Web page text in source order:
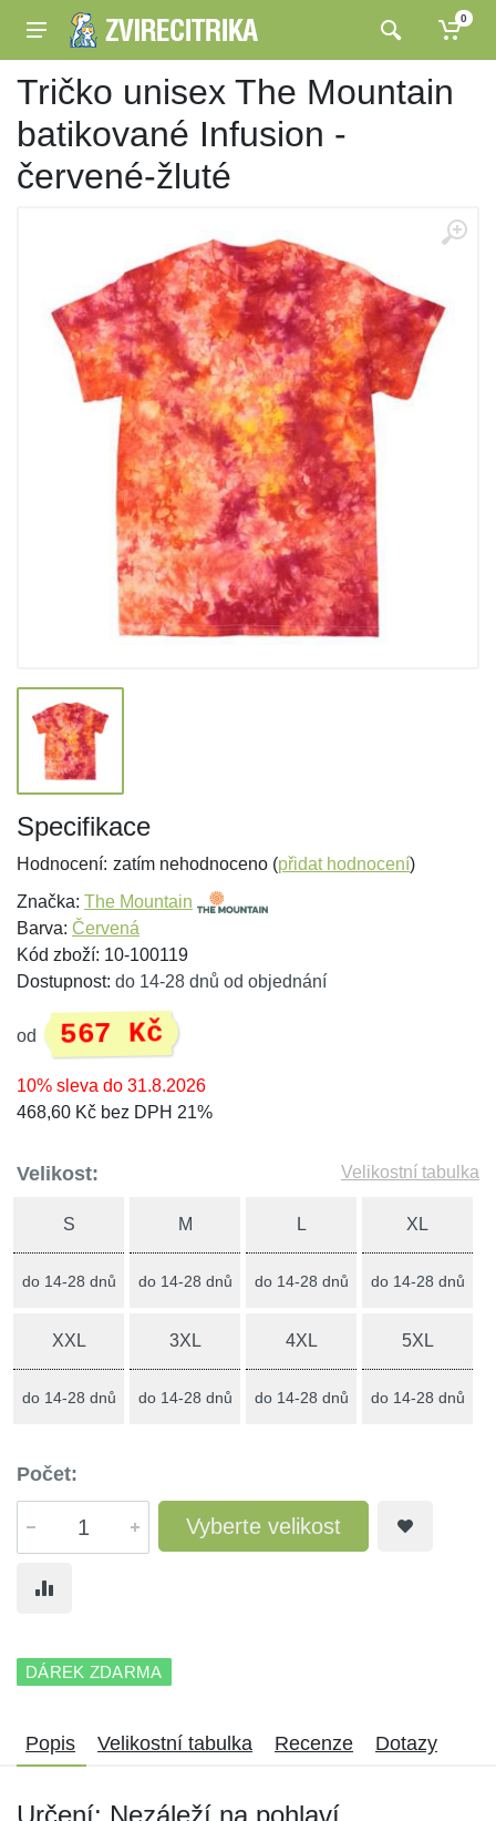
0
Tričko unisex The Mountain
batikované Infusion -
červené-žluté
Specifikace
Hodnocení: zatím nehodnoceno (přidat hodnocení)
Značka: The Mountain
Barva: Červená
Kód zboží: 10-100119
Dostupnost: do 14-28 dnů od objednání
od 567 Kč
10% sleva do 31.8.2026
468,60 Kč bez DPH 21%
Velikost: Velikostní tabulka
S
do 14-28 dnů
M
do 14-28 dnů
L
do 14-28 dnů
XL
do 14-28 dnů
XXL
do 14-28 dnů
3XL
do 14-28 dnů
4XL
do 14-28 dnů
5XL
do 14-28 dnů
Počet:
Vyberte velikost
DÁREK ZDARMA
Popis Velikostní tabulka Recenze Dotazy
Určení: Nezáleží na pohlaví